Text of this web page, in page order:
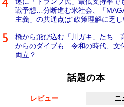
遂に「トランプ氏」最低支持率で
戦予想…分断進む米社会、「
主義」の共通点は“政策理解に乏
橋から飛び込む「川ガキ」たち
からのダイブも…令和の時代、文
両立？
話題の本
レビュー ニ